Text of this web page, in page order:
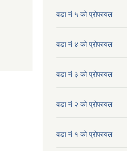
वडा नं ५ को प्रोफायल
वडा नं ४ को प्रोफायल
वडा नं ३ को प्रोफायल
वडा नं २ को प्रोफायल
वडा नं १ को प्रोफायल